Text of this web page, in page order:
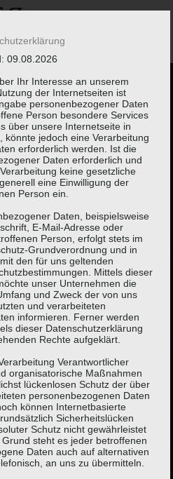
Springe
Inhalt
braucht
wie
Lyrikerin, Sprachspielerin
(*1951)
LEISTUNGEN
09.08.2026
Ihr Interesse an unserem
der Internetseiten ist
personenbezogener Daten
Person besondere Services
über unsere Internetseite in
könnte jedoch eine Verarbeitung
erforderlich werden. Ist die
Daten erforderlich und
keine gesetzliche
eine Einwilligung der
Person ein.
Daten, beispielsweise
E-Mail-Adresse oder
Person, erfolgt stets im
Grundverordnung und in
den für uns geltenden
Mittels dieser
unser Unternehmen die
und Zweck der von uns
und verarbeiteten
informieren. Ferner werden
dieser Datenschutzerklärung
Rechte aufgeklärt.
Verantwortlicher
organisatorische Maßnahmen
lückenlosen Schutz der über
personenbezogenen Daten
können Internetbasierte
Sicherheitslücken
Schutz nicht gewährleistet
steht es jeder betroffenen
Daten auch auf alternativen
an uns zu übermitteln.